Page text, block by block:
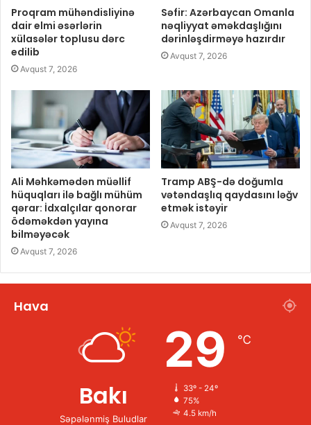
Proqram mühəndisliyinə
dair elmi əsərlərin
xülasələr toplusu dərc
edilib
Avqust 7, 2026
Səfir: Azərbaycan Omanla
nəqliyyat əməkdaşlığını
dərinləşdirməyə hazırdır
Avqust 7, 2026
Ali Məhkəmədən müəllif
hüquqları ilə bağlı mühüm
qərar: İdxalçılar qonorar
ödəməkdən yayına
bilməyəcək
Avqust 7, 2026
Tramp ABŞ-də doğumla
vətəndaşlıq qaydasını ləğv
etmək istəyir
Avqust 7, 2026
Hava
Bakı
Səpələnmiş Buludlar
29 ℃
33º - 24º
75%
4.5 km/h